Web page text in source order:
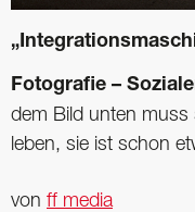
Fotografie –
dem Bild unten muss
leben, sie ist schon
von ff media